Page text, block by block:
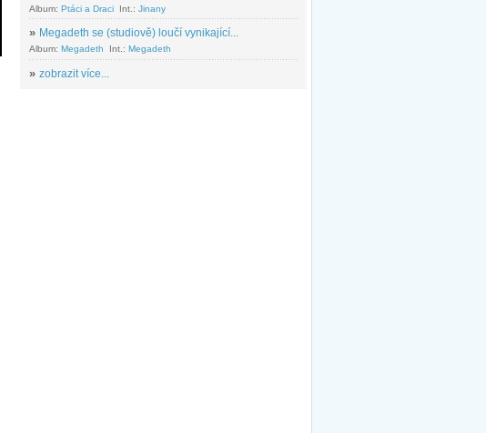
Album: Ptáci a Draci Int.: Jinany
» Megadeth se (studiově) loučí vynikající...
Album: Megadeth Int.: Megadeth
» zobrazit více...